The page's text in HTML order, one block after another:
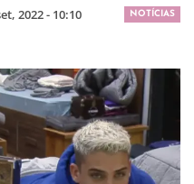
NOTÍCIAS
2022 - 10:10